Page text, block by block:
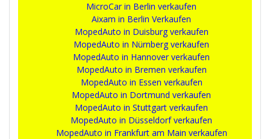
MicroCar in Berlin verkaufen
Aixam in Berlin Verkaufen
MopedAuto in Duisburg verkaufen
MopedAuto in Nürnberg verkaufen
MopedAuto in Hannover verkaufen
MopedAuto in Bremen verkaufen
MopedAuto in Essen verkaufen
MopedAuto in Dortmund verkaufen
MopedAuto in Stuttgart verkaufen
MopedAuto in Düsseldorf verkaufen
MopedAuto in Frankfurt am Main verkaufen